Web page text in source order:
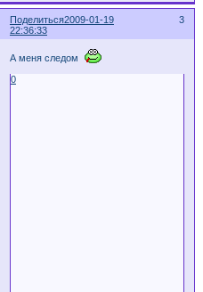
Поделиться 3
2009-01-19
22:36:33
А меня следом
0